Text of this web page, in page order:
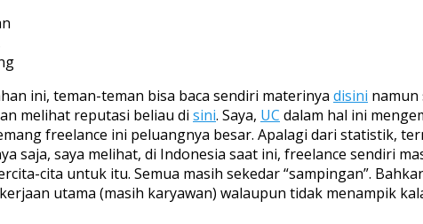
ini, teman-teman bisa baca sendiri materinya disini namun
melihat reputasi beliau di sini. Saya, UC dalam hal ini
freelance ini peluangnya besar. Apalagi dari statistik,
saja, saya melihat, di Indonesia saat ini, freelance sendiri
cita untuk itu. Semua masih sekedar “sampingan”.
utama (masih karyawan) walaupun tidak menampik